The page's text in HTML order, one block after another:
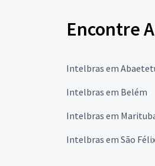
Encontre
Intelbras em
Intelbras em Belém
Intelbras em
Intelbras em São